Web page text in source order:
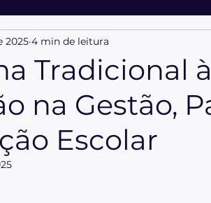
Tradicional
na Gestão,
Escolar
2025 4 min de leitura
5 estrelas.